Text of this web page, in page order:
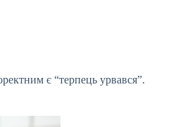
є “терпець урвався”.